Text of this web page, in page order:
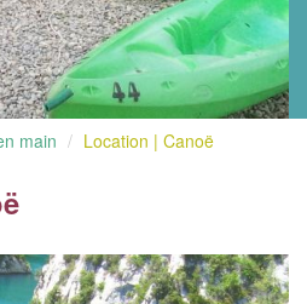
main Location | Canoë